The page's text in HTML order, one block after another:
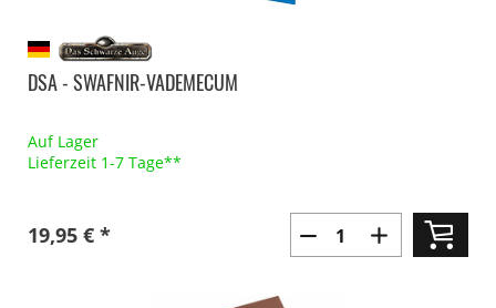
DSA - SWAFNIR-VADEMECUM
Auf Lager
Lieferzeit 1-7 Tage**
19,95 € *